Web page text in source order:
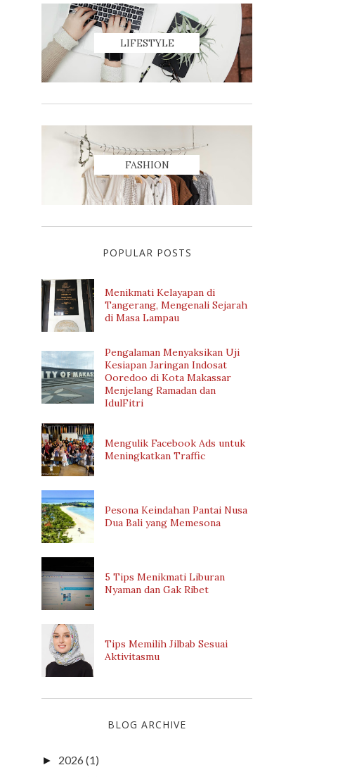
LIFESTYLE
FASHION
POPULAR POSTS
Menikmati Kelayapan di
Tangerang, Mengenali Sejarah
di Masa Lampau
Pengalaman Menyaksikan Uji
Kesiapan Jaringan Indosat
Ooredoo di Kota Makassar
Menjelang Ramadan dan
IdulFitri
Mengulik Facebook Ads untuk
Meningkatkan Traffic
Pesona Keindahan Pantai Nusa
Dua Bali yang Memesona
5 Tips Menikmati Liburan
Nyaman dan Gak Ribet
Tips Memilih Jilbab Sesuai
Aktivitasmu
BLOG ARCHIVE
► 2026 (1)